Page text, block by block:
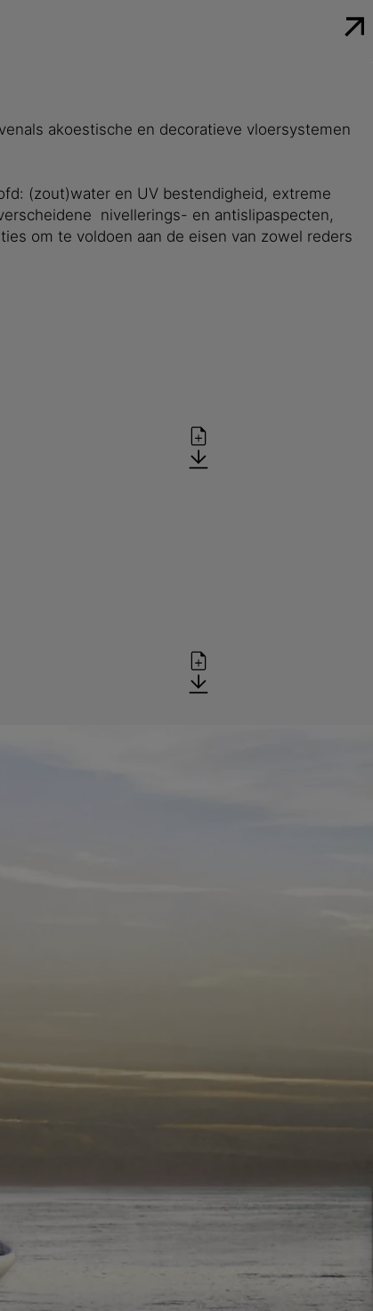
akoestische en decoratieve vloersystemen
(zout)water en UV bestendigheid, extreme
nivellerings- en antislipaspecten,
om te voldoen aan de eisen van zowel reders